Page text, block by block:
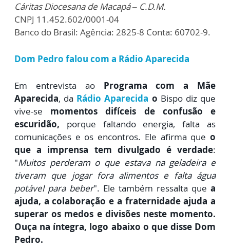
Cáritas Diocesana de Macapá – C.D.M.
CNPJ 11.452.602/0001-04
Banco do Brasil: Agência: 2825-8 Conta: 60702-9.
Dom Pedro falou com a Rádio Aparecida
Em entrevista aoPrograma com a Mãe
Aparecida, da Rádio Aparecida o Bispo diz que
vive-se momentos difíceis de confusão e
escuridão, porque faltando energia, falta as
comunicações e os encontros. Ele afirma que o
que a imprensa tem divulgado é verdade:
"Muitos perderam o que estava na geladeira e
tiveram que jogar fora alimentos e falta água
potável para beber". Ele também ressalta que a
ajuda, a colaboração e a fraternidade ajuda a
superar os medos e divisões neste momento.
Ouça na íntegra, logo abaixo o que disse Dom
Pedro.